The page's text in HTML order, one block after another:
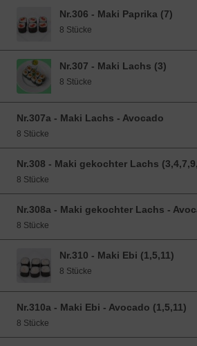
Nr.306 - Maki Paprika (7)
8 Stücke
Nr.307 - Maki Lachs (3)
8 Stücke
Nr.307a - Maki Lachs - Avocado
8 Stücke
Nr.308 - Maki gekochter Lachs
8 Stücke
Nr.308a - Maki gekochter Lachs -
8 Stücke
Nr.310 - Maki Ebi (1,5,11)
8 Stücke
Nr.310a - Maki Ebi - Avocado (1,5,11)
8 Stücke